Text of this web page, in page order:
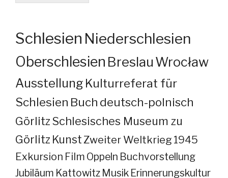
Schlesien Niederschlesien
Oberschlesien Breslau Wrocław
Ausstellung Kulturreferat für
Schlesien Buch deutsch-polnisch
GörlitzSchlesisches Museum zu
Görlitz KunstZweiter Weltkrieg 1945
Exkursion Film Oppeln Buchvorstellung
Jubiläum Kattowitz Musik Erinnerungskultur